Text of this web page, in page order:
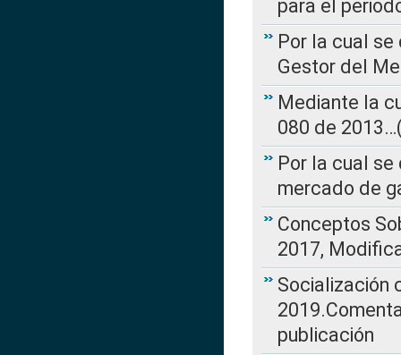
para el
Por la cual
Gestor del
Mediante la
080 de
Por la cual
mercado de
Conceptos
2017,
Socialización
publicación